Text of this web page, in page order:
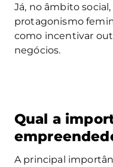
Já, no âmbito
protagonismo
como incentivar
negócios.
Qual a
A principal